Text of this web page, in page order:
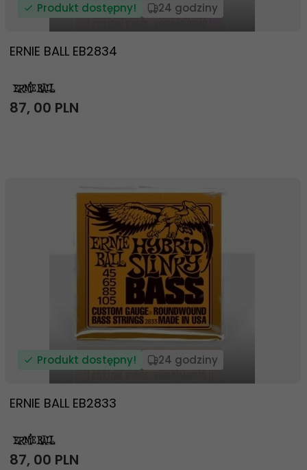
Produkt dostępny! 24 godziny
ERNIE BALL EB2834
87, 00 PLN
Produkt dostępny! 24 godziny
ERNIE BALL EB2833
87, 00 PLN